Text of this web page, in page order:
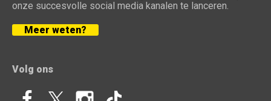
onze succesvolle social media kanalen te lanceren.
Meer weten?
Volg ons